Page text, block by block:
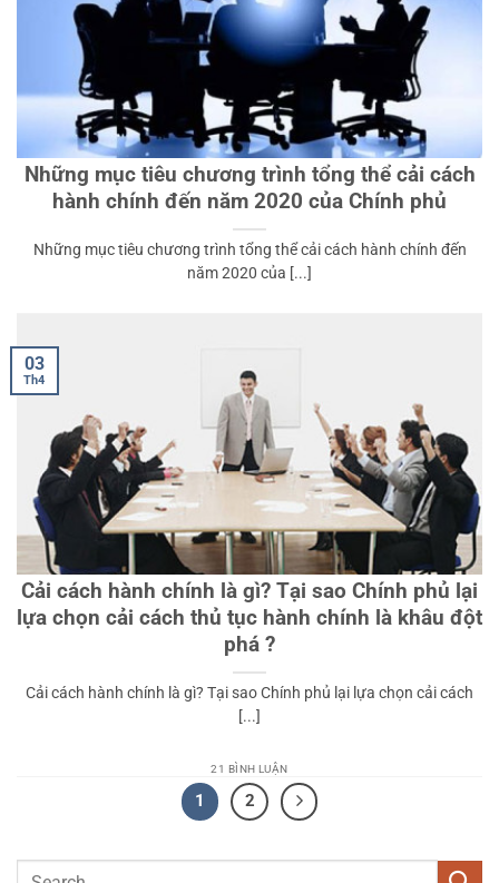
Những mục tiêu chương trình tổng thể cải cách
hành chính đến năm 2020 của Chính phủ
Những mục tiêu chương trình tổng thể cải cách hành chính đến
năm 2020 của [...]
Cải cách hành chính là gì? Tại sao Chính phủ lại
lựa chọn cải cách thủ tục hành chính là khâu đột
phá ?
Cải cách hành chính là gì? Tại sao Chính phủ lại lựa chọn cải cách
[...]
21 BÌNH LUẬN
03
Th4
1 2